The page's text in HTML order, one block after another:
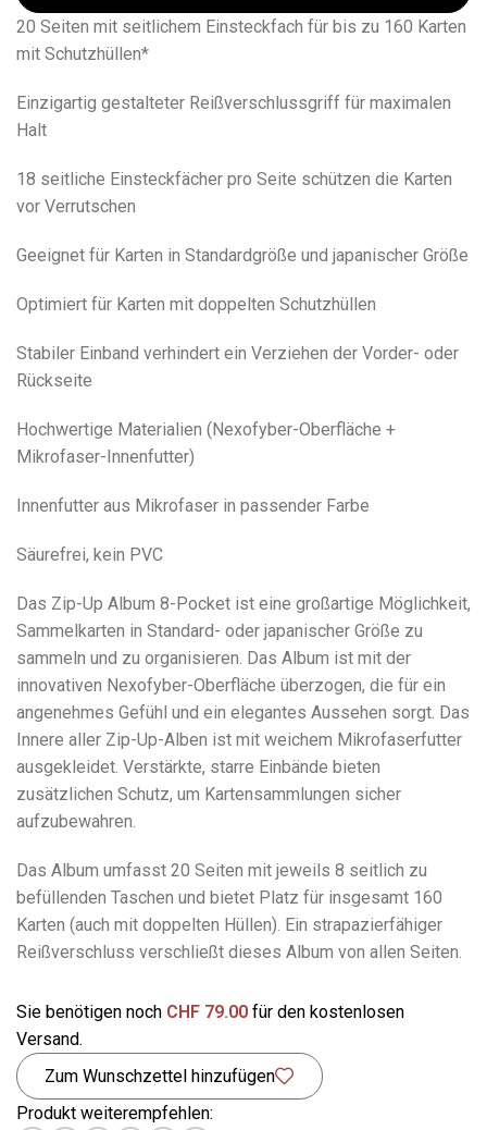
20 Seiten mit seitlichem Einsteckfach für bis zu 160 Karten
mit Schutzhüllen*
Einzigartig gestalteter Reißverschlussgriff für maximalen
Halt
18 seitliche Einsteckfächer pro Seite schützen die Karten
vor Verrutschen
Geeignet für Karten in Standardgröße und japanischer Größe
Optimiert für Karten mit doppelten Schutzhüllen
Stabiler Einband verhindert ein Verziehen der Vorder- oder
Rückseite
Hochwertige Materialien (Nexofyber-Oberfläche +
Mikrofaser-Innenfutter)
Innenfutter aus Mikrofaser in passender Farbe
Säurefrei, kein PVC
Das Zip-Up Album 8-Pocket ist eine großartige Möglichkeit,
Sammelkarten in Standard- oder japanischer Größe zu
sammeln und zu organisieren. Das Album ist mit der
innovativen Nexofyber-Oberfläche überzogen, die für ein
angenehmes Gefühl und ein elegantes Aussehen sorgt. Das
Innere aller Zip-Up-Alben ist mit weichem Mikrofaserfutter
ausgekleidet. Verstärkte, starre Einbände bieten
zusätzlichen Schutz, um Kartensammlungen sicher
aufzubewahren.
Das Album umfasst 20 Seiten mit jeweils 8 seitlich zu
befüllenden Taschen und bietet Platz für insgesamt 160
Karten (auch mit doppelten Hüllen). Ein strapazierfähiger
Reißverschluss verschließt dieses Album von allen Seiten.
Sie benötigen noch CHF 79.00 für den kostenlosen
Versand.
Zum Wunschzettel hinzufügen
Produkt weiterempfehlen: